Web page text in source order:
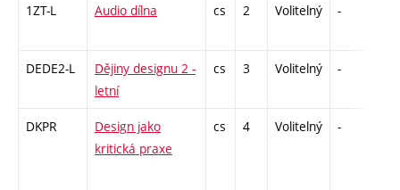
1ZT-L Audio dílna cs 2 Volitelný -
DEDE2-L
Dějiny designu 2 -
letní
cs 3 Volitelný -
DKPR
Design jako
kritická praxe
cs 4 Volitelný -